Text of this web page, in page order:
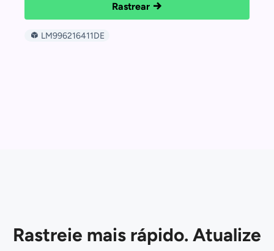
Rastrear
LM996216411DE
Rastreie mais rápido. Atualize